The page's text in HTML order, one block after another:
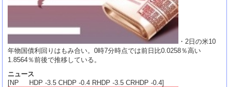
・2日の米10
年物国債利回りはもみ合い。0時7分時点では前日比0.0258％高い
1.8564％前後で推移している。
ニュース
[NP HDP -3.5 CHDP -0.4 RHDP -3.5 CRHDP -0.4]